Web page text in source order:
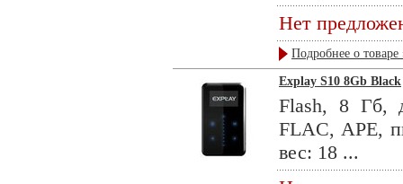
Нет
Подробнее о товаре
Explay S10 8Gb Black
Flash, 8 Гб,
FLAC, APE,
вес: 18 ...